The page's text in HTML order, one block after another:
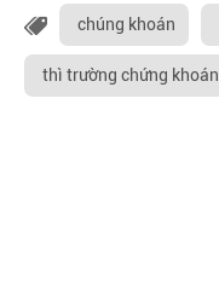
chúng khoán
thì trường chứng khoán